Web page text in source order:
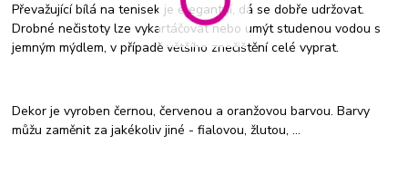
Převažující bílá na tenisek je elegantní, dá se dobře udržovat.
Drobné nečistoty lze vykartáčovat nebo umýt studenou vodou s
jemným mýdlem, v případě většího znečištění celé vyprat.
Dekor je vyroben černou, červenou a oranžovou barvou. Barvy
můžu zaměnit za jakékoliv jiné - fialovou, žlutou, ...